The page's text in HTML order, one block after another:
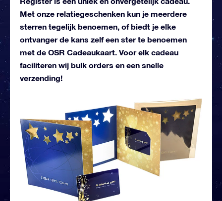
Met onze relatiegeschenken kun je meerdere
sterren tegelijk benoemen, of biedt je elke
ontvanger de kans zelf een ster te benoemen
met de OSR Cadeaukaart. Voor elk cadeau
faciliteren wij bulk orders en een snelle
verzending!